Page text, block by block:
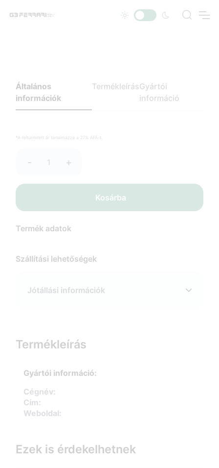
Általános
információk
TermékleírásGyártói
információ
*A feltüntetett ár tartalmazza a 27% ÁFÁ-t.
- +
Kosárba
Termék adatok
Szállítási lehetőségek
Jótállási információk
Termékleírás
Gyártói információ:
Cégnév:
Cím:
Weboldal:
Ezek is érdekelhetnek